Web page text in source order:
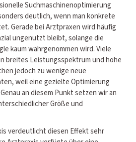
Suchmaschinenoptimierung
deutlich, wenn man konkrete
Gerade bei Arztpraxen wird häufig
ungenutzt bleibt, solange die
kaum wahrgenommen wird. Viele
breites Leistungsspektrum und hohe
jedoch zu wenige neue
weil eine gezielte Optimierung
an diesem Punkt setzen wir an
Größe und
verdeutlicht diesen Effekt sehr